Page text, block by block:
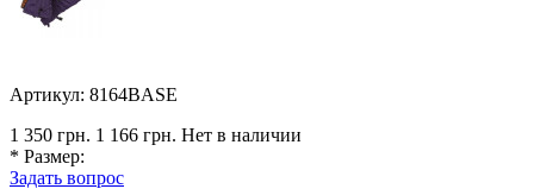
Артикул: 8164BASE
1 350 грн. 1 166 грн. Нет в наличии
* Размер:
Задать вопрос